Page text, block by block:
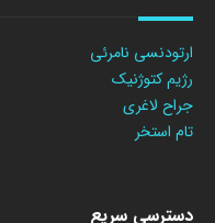
ارتودنسی نامرئی
رژیم کتوژنیک
جراح لاغری
تام استخر
دسترسی سریع